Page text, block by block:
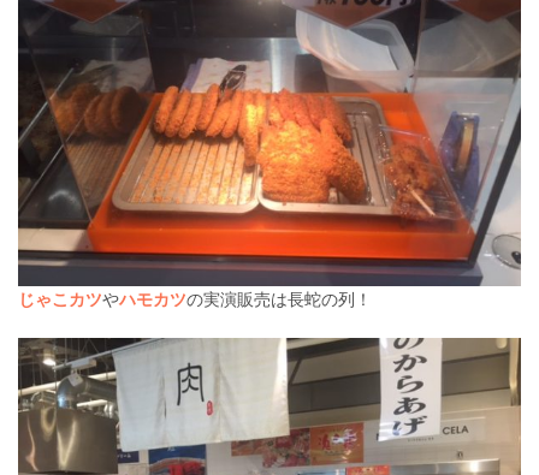
じゃこカツやハモカツの実演販売は長蛇の列！